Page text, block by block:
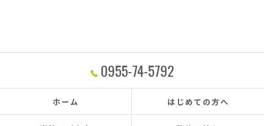
0955-74-5792
ホーム はじめての方へ